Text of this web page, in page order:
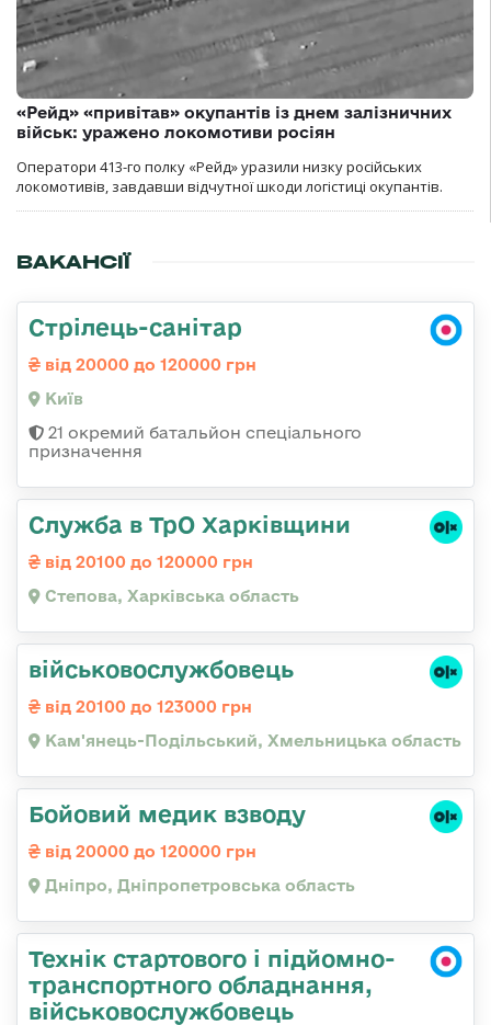
«Рейд» «привітав» окупантів із днем залізничних
військ: уражено локомотиви росіян
Оператори 413-го полку «Рейд» уразили низку російських
локомотивів, завдавши відчутної шкоди логістиці окупантів.
ВАКАНСІЇ
Стрілець-санітар
від 20000 до 120000 грн
Київ
21 окремий батальйон спеціального
призначення
Служба в ТрО Харківщини
від 20100 до 120000 грн
Степова, Харківська область
військовослужбовець
від 20100 до 123000 грн
Кам'янець-Подільський, Хмельницька область
Бойовий медик взводу
від 20000 до 120000 грн
Дніпро, Дніпропетровська область
Технік стартового і підйомно-
транспортного обладнання,
військовослужбовець